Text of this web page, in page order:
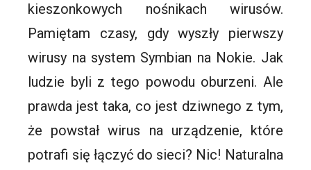
kieszonkowych nośnikach wirusów.
Pamiętam czasy, gdy wyszły pierwszy
wirusy na system Symbian na Nokie. Jak
ludzie byli z tego powodu oburzeni. Ale
prawda jest taka, co jest dziwnego z tym,
że powstał wirus na urządzenie, które
potrafi się łączyć do sieci? Nic! Naturalna